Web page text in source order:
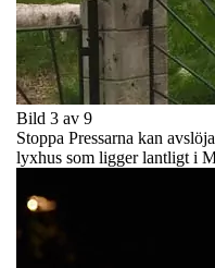
Bild 3 av 9
Stoppa Pressarna kan
lyxhus som ligger lantligt i